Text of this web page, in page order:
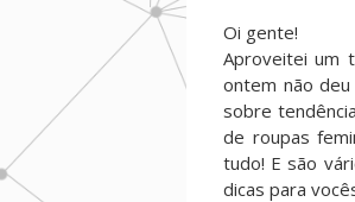
Oi gente!
Aproveitei um
ontem não
sobre
de roupas
tudo! E são
dicas para